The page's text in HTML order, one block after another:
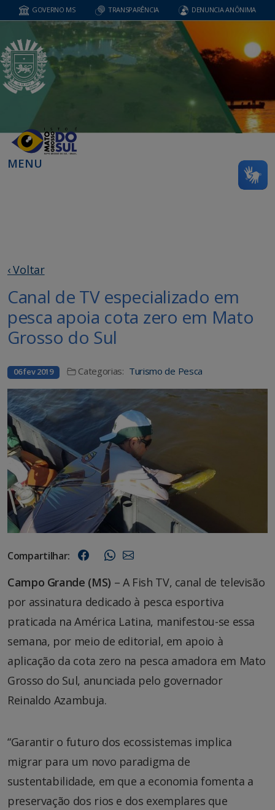
GOVERNO MS TRANSPARÊNCIA DENUNCIA ANÔNIMA
MENU
‹ Voltar
Canal de TV especializado em
pesca apoia cota zero em Mato
Grosso do Sul
06 fev 2019 Categorias: Turismo de Pesca
Compartilhar:
Campo Grande (MS) – A Fish TV, canal de televisão
por assinatura dedicado à pesca esportiva
praticada na América Latina, manifestou-se essa
semana, por meio de editorial, em apoio à
aplicação da cota zero na pesca amadora em Mato
Grosso do Sul, anunciada pelo governador
Reinaldo Azambuja.
“Garantir o futuro dos ecossistemas implica
migrar para um novo paradigma de
sustentabilidade, em que a economia fomenta a
preservação dos rios e dos exemplares que